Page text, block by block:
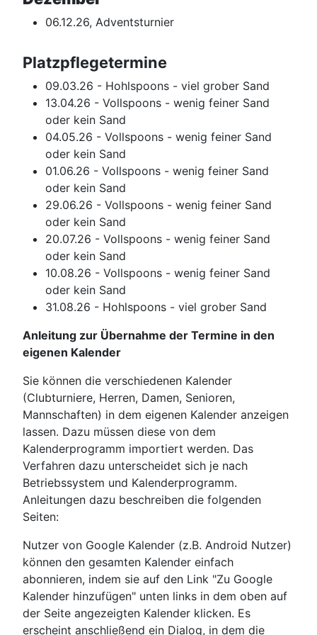
06.12.26, Adventsturnier
Platzpflegetermine
09.03.26 - Hohlspoons - viel grober Sand
13.04.26 - Vollspoons - wenig feiner Sand
oder kein Sand
04.05.26 - Vollspoons - wenig feiner Sand
oder kein Sand
01.06.26 - Vollspoons - wenig feiner Sand
oder kein Sand
29.06.26 - Vollspoons - wenig feiner Sand
oder kein Sand
20.07.26 - Vollspoons - wenig feiner Sand
oder kein Sand
10.08.26 - Vollspoons - wenig feiner Sand
oder kein Sand
31.08.26 - Hohlspoons - viel grober Sand
Anleitung zur Übernahme der Termine in den
eigenen Kalender
Sie können die verschiedenen Kalender
(Clubturniere, Herren, Damen, Senioren,
Mannschaften) in dem eigenen Kalender anzeigen
lassen. Dazu müssen diese von dem
Kalenderprogramm importiert werden. Das
Verfahren dazu unterscheidet sich je nach
Betriebssystem und Kalenderprogramm.
Anleitungen dazu beschreiben die folgenden
Seiten:
Nutzer von Google Kalender (z.B. Android Nutzer)
können den gesamten Kalender einfach
abonnieren, indem sie auf den Link "Zu Google
Kalender hinzufügen" unten links in dem oben auf
der Seite angezeigten Kalender klicken. Es
erscheint anschließend ein Dialog, in dem die